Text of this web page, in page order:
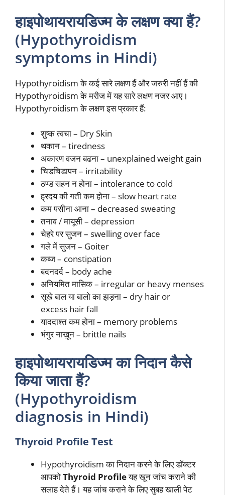
हाइपोथायरायडिज्म के लक्षण क्या हैं?
(Hypothyroidism
symptoms in Hindi)
Hypothyroidism के कई सारे लक्षण हैं और जरुरी नहीं हैं की
Hypothyroidism के मरीज में यह सारे लक्षण नजर आए।
Hypothyroidism के लक्षण इस प्रकार हैं:
शुष्क त्वचा – Dry Skin
थकान – tiredness
अकारण वजन बढना – unexplained weight gain
चिडचिडापन – irritability
ठण्ड सहन न होना – intolerance to cold
ह्रदय की गती कम होना – slow heart rate
कम पसीना आना – decreased sweating
तनाव / मायूसी – depression
चेहरे पर सुजन – swelling over face
गले में सुजन – Goiter
कब्ज – constipation
बदनदर्द – body ache
अनियमित मासिक – irregular or heavy menses
सूखे बाल या बालो का झड़ना – dry hair or
excess hair fall
याददाश्त कम होना – memory problems
भंगुर नाख़ून – brittle nails
हाइपोथायरायडिज्म का निदान कैसे
किया जाता हैं?
(Hypothyroidism
diagnosis in Hindi)
Thyroid Profile Test
Hypothyroidism का निदान करने के लिए डॉक्टर
आपकोThyroid Profileयह खून जांच कराने की
सलाह देते हैं। यह जांच कराने के लिए सुबह खाली पेट